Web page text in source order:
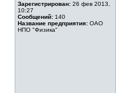
Зарегистрирован: 26 фев 2013,
10:27
Сообщений: 140
Название предприятия: ОАО
НПО "Физика"